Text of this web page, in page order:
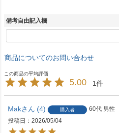
備考自由記入欄
商品についてのお問い合わせ
5.00 1
Mak 4 購入者 60代 男性
投稿日
2026/05/04